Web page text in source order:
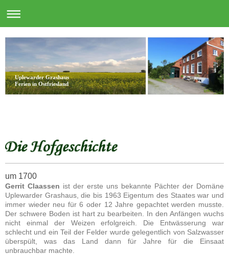
Uplewarder Grashaus
Ferien in Ostfriesland
um 1700
Gerrit Claassen ist der erste uns bekannte Pächter der Domäne
Uplewarder Grashaus, die bis 1963 Eigentum des Staates war und
immer wieder neu für 6 oder 12 Jahre gepachtet werden musste.
Der schwere Boden ist hart zu bearbeiten. In den Anfängen wuchs
nicht einmal der Weizen erfolgreich. Die Entwässerung war
schlecht und ein Teil der Felder wurde gelegentlich von Salzwasser
überspült, was das Land dann für Jahre für die Einsaat
unbrauchbar machte.